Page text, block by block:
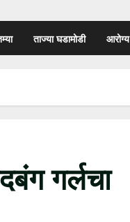
ताज्या घडामोडी आरोग्य
गर्लचा